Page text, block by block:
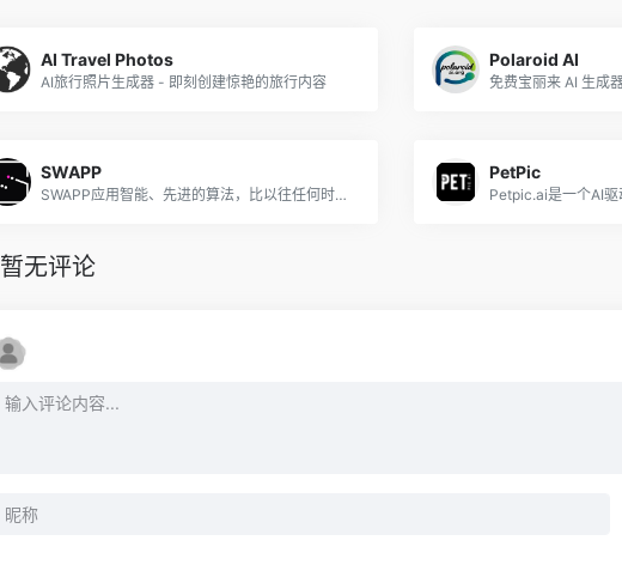
AI Travel Photos
AI旅行照片生成器 - 即刻创建惊艳的旅行内容
Polaroid AI
SWAPP
SWAPP应用智能、先进的算法，比以往任何时候都更快地提供准确、详细和高效的施工文件。
PetPic
暂无评论